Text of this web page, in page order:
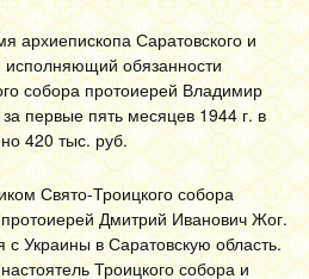
архиепископа Саратовского и
исполняющий обязанности
собора протоиерей Владимир
первые пять месяцев 1944 г. в
420 тыс. руб.
Свято-Троицкого собора
Дмитрий Иванович Жог.
с Украины в Саратовскую область.
Троицкого собора и